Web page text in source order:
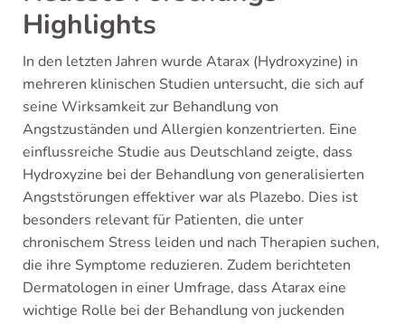
Highlights
In den letzten Jahren wurde Atarax (Hydroxyzine) in
mehreren klinischen Studien untersucht, die sich auf
seine Wirksamkeit zur Behandlung von
Angstzuständen und Allergien konzentrierten. Eine
einflussreiche Studie aus Deutschland zeigte, dass
Hydroxyzine bei der Behandlung von generalisierten
Angststörungen effektiver war als Plazebo. Dies ist
besonders relevant für Patienten, die unter
chronischem Stress leiden und nach Therapien suchen,
die ihre Symptome reduzieren. Zudem berichteten
Dermatologen in einer Umfrage, dass Atarax eine
wichtige Rolle bei der Behandlung von juckenden